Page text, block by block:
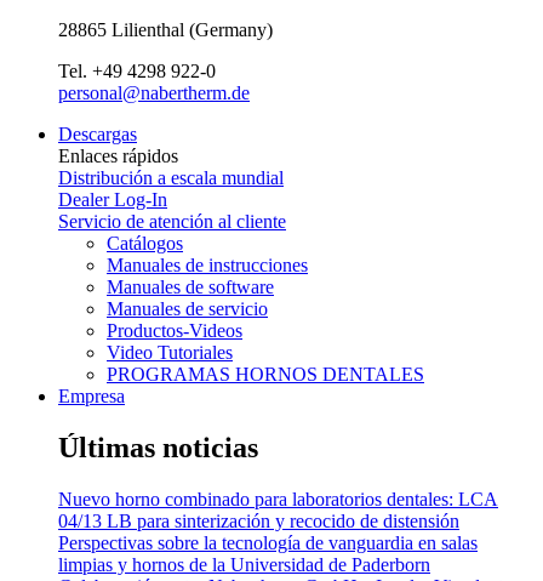
28865 Lilienthal (Germany)
Tel. +49 4298 922-0
personal@nabertherm.de
Descargas
Enlaces rápidos
Distribución a escala mundial
Dealer Log-In
Servicio de atención al cliente
Catálogos
Manuales de instrucciones
Manuales de software
Manuales de servicio
Productos-Videos
Video Tutoriales
PROGRAMAS HORNOS DENTALES
Empresa
Últimas noticias
Nuevo horno combinado para laboratorios dentales: LCA
04/13 LB para sinterización y recocido de distensión
Perspectivas sobre la tecnología de vanguardia en salas
limpias y hornos de la Universidad de Paderborn